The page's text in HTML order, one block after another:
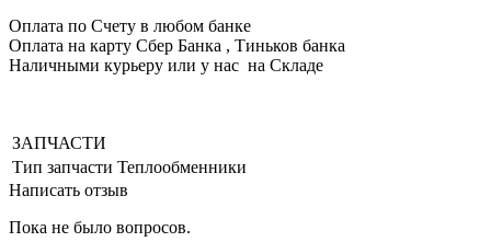
Оплата по Счету в любом банке
Оплата на карту Сбер Банка , Тиньков банка
Наличными курьеру или у нас на Складе
ЗАПЧАСТИ
Тип запчасти Теплообменники
Написать отзыв
Пока не было вопросов.